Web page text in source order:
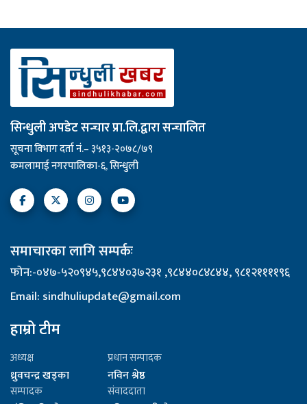
सिन्धुली अपडेट सन्चार प्रा.लि.द्वारा सन्चालित
सूचना विभाग दर्ता नं.– ३५१३-२०७८/७९
कमलामाई नगरपालिका-६, सिन्धुली
समाचारका लागि सम्पर्कः
फोन:-०४७-५२०९४५,९८४४०३७२३१ ,९८४४०८४८४४, ९८१२११११९६
Email: sindhuliupdate@gmail.com
हाम्रो टीम
अध्यक्ष
ध्रुवचन्द्र खड्का
प्रधान सम्पादक
नविन श्रेष्ठ
सम्पादक संवाददाता